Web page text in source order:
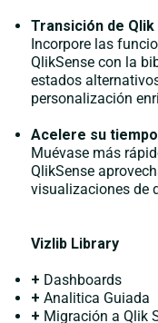
Transición de Qlik
Incorpore las
QlikSense con la
estados
personalización
Acelere su
Muévase más
QlikSense
visualizaciones de
Vizlib Library
+ Dashboards
+ Analitica Guiada
+ Migración a Qlik